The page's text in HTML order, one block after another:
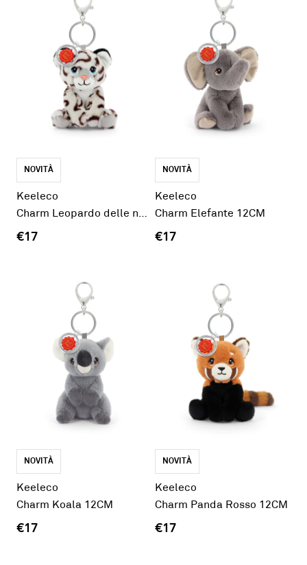
NOVITÀ
Keeleco
Charm Leopardo delle nevi 12CM
€17
NOVITÀ
Keeleco
Charm Elefante 12CM
€17
NOVITÀ
Keeleco
Charm Koala 12CM
€17
NOVITÀ
Keeleco
Charm Panda Rosso 12CM
€17